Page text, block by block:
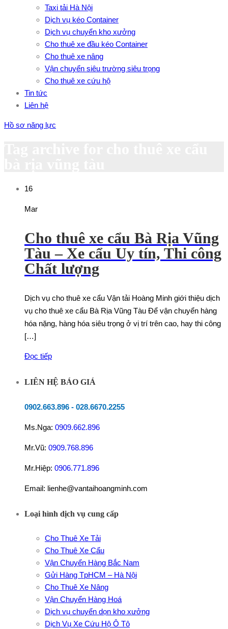
Taxi tải Hà Nội
Dịch vụ kéo Container
Dịch vụ chuyển kho xưởng
Cho thuê xe đầu kéo Container
Cho thuê xe nâng
Vận chuyển siêu trường siêu trọng
Cho thuê xe cứu hộ
Tin tức
Liên hệ
Hồ sơ năng lực
16
Mar
Cho thuê xe cẩu Bà Rịa Vũng
Tàu – Xe cẩu Uy tín, Thi công
Chất lượng
Dịch vụ cho thuê xe cẩu Vận tải Hoàng Minh giới thiệu dịch
vụ cho thuê xe cẩu Bà Rịa Vũng Tàu Để vận chuyển hàng
hóa nặng, hàng hóa siêu trọng ở vị trí trên cao, hay thi công
[…]
Đọc tiếp
LIÊN HỆ BÁO GIÁ
0902.663.896 - 028.6670.2255
Ms.Nga: 0909.662.896
Mr.Vũ: 0909.768.896
Mr.Hiệp: 0906.771.896
Email: lienhe@vantaihoangminh.com
Loại hình dịch vụ cung cấp
Cho Thuê Xe Tải
Cho Thuê Xe Cẩu
Vận Chuyển Hàng Bắc Nam
Gửi Hàng TpHCM – Hà Nội
Cho Thuê Xe Nâng
Vận Chuyển Hàng Hoá
Dịch vụ chuyển dọn kho xưởng
Dịch Vụ Xe Cứu Hộ Ô Tô